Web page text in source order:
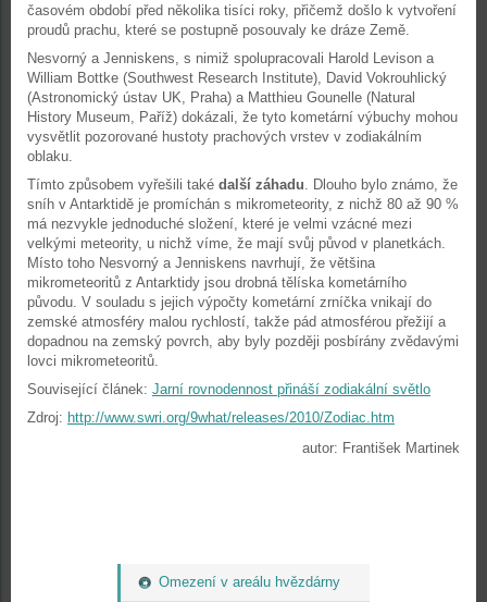
Omezení v areálu hvězdárny
časovém období před několika tisíci roky, přičemž došlo k vytvoření
proudů prachu, které se postupně posouvaly ke dráze Země.
Nesvorný a Jenniskens, s nimiž spolupracovali Harold Levison a
William Bottke (Southwest Research Institute), David Vokrouhlický
(Astronomický ústav UK, Praha) a Matthieu Gounelle (Natural
History Museum, Paříž) dokázali, že tyto kometární výbuchy mohou
vysvětlit pozorované hustoty prachových vrstev v zodiakálním
oblaku.
Tímto způsobem vyřešili také další záhadu. Dlouho bylo známo, že
sníh v Antarktidě je promíchán s mikrometeority, z nichž 80 až 90 %
má nezvykle jednoduché složení, které je velmi vzácné mezi
velkými meteority, u nichž víme, že mají svůj původ v planetkách.
Místo toho Nesvorný a Jenniskens navrhují, že většina
mikrometeoritů z Antarktidy jsou drobná tělíska kometárního
původu. V souladu s jejich výpočty kometární zrníčka vnikají do
zemské atmosféry malou rychlostí, takže pád atmosférou přežijí a
dopadnou na zemský povrch, aby byly později posbírány zvědavými
lovci mikrometeoritů.
Související článek: Jarní rovnodennost přináší zodiakální světlo
Zdroj: http://www.swri.org/9what/releases/2010/Zodiac.htm
autor: František Martinek